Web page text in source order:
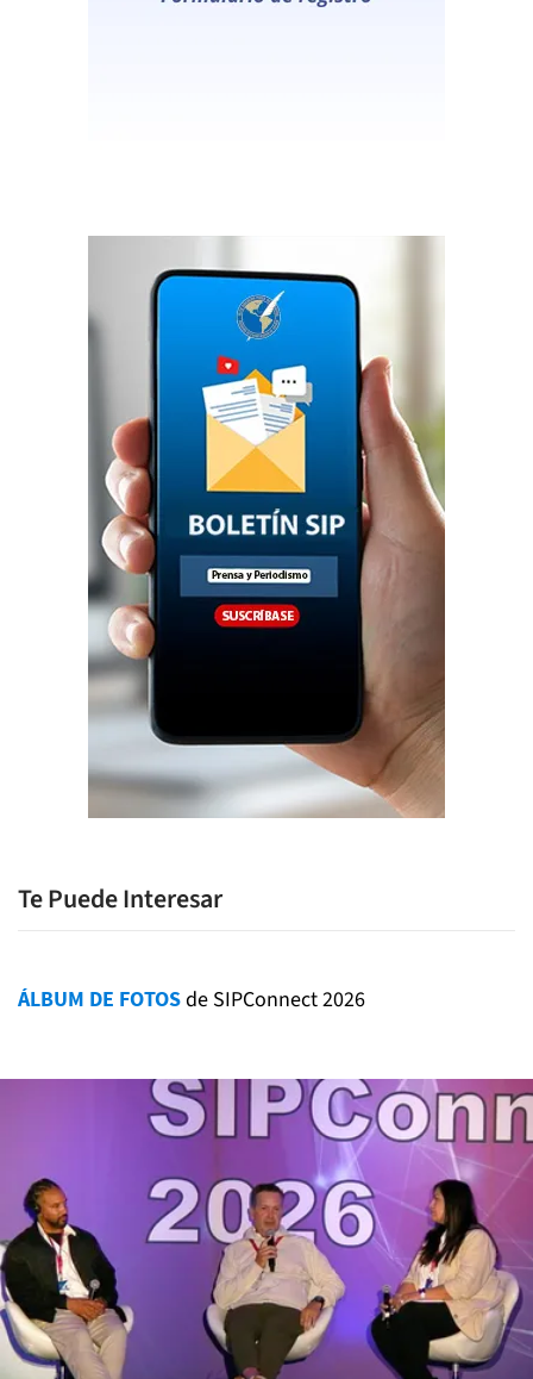
Te Puede Interesar
ÁLBUM DE FOTOSde SIPConnect 2026